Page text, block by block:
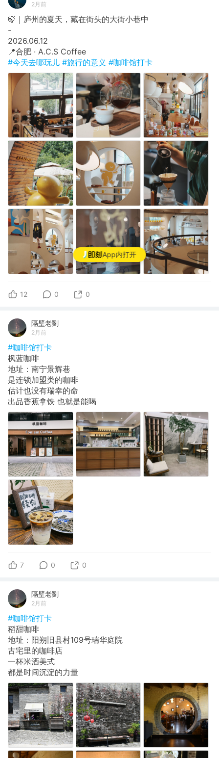
App内打开
2月前
🍃｜庐州的夏天，藏在街头的大街小巷中
​-
​2026.06.12
​📍合肥 · A.C.S Coffee
#今天去哪玩儿 #旅行的意义 #咖啡馆打卡
12 0 0
隔壁老劉
2月前
#咖啡馆打卡
枫蓝咖啡
地址：南宁景辉巷
是连锁加盟类的咖啡
估计也没有瑞幸的命
出品香蕉拿铁 也就是能喝
7 0 0
隔壁老劉
2月前
#咖啡馆打卡
稻甜咖啡
地址：阳朔旧县村109号瑞华庭院
古宅里的咖啡店
一杯米酒美式
都是时间沉淀的力量